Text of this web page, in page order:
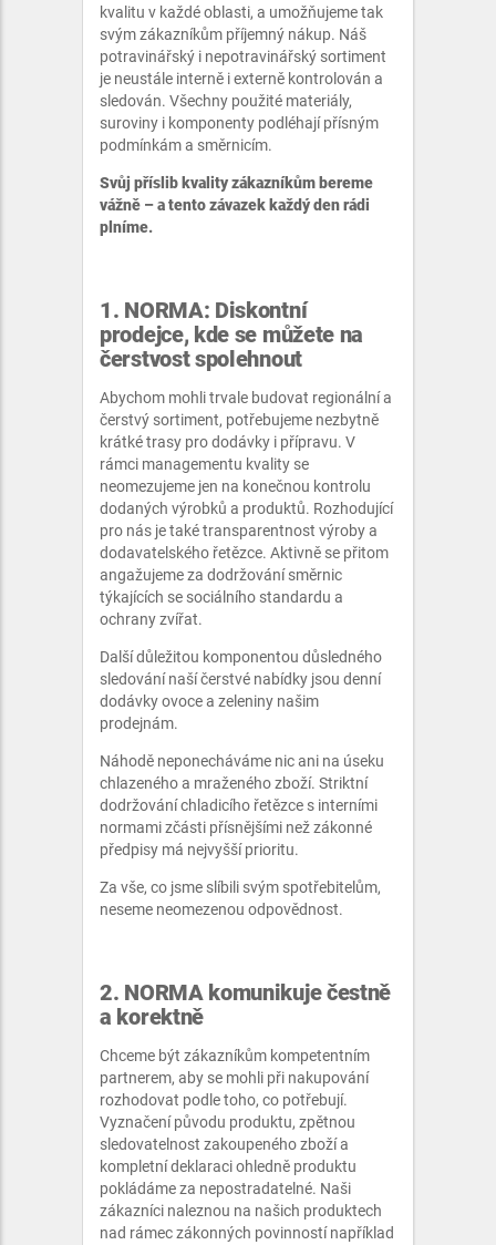
kvalitu v každé oblasti, a umožňujeme tak
svým zákazníkům příjemný nákup. Náš
potravinářský i nepotravinářský sortiment
je neustále interně i externě kontrolován a
sledován. Všechny použité materiály,
suroviny i komponenty podléhají přísným
podmínkám a směrnicím.
Svůj příslib kvality zákazníkům bereme
vážně – a tento závazek každý den rádi
plníme.
1. NORMA: Diskontní
prodejce, kde se můžete na
čerstvost spolehnout
Abychom mohli trvale budovat regionální a
čerstvý sortiment, potřebujeme nezbytně
krátké trasy pro dodávky i přípravu. V
rámci managementu kvality se
neomezujeme jen na konečnou kontrolu
dodaných výrobků a produktů. Rozhodující
pro nás je také transparentnost výroby a
dodavatelského řetězce. Aktivně se přitom
angažujeme za dodržování směrnic
týkajících se sociálního standardu a
ochrany zvířat.
Další důležitou komponentou důsledného
sledování naší čerstvé nabídky jsou denní
dodávky ovoce a zeleniny našim
prodejnám.
Náhodě neponecháváme nic ani na úseku
chlazeného a mraženého zboží. Striktní
dodržování chladicího řetězce s interními
normami zčásti přísnějšími než zákonné
předpisy má nejvyšší prioritu.
Za vše, co jsme slíbili svým spotřebitelům,
neseme neomezenou odpovědnost.
2. NORMA komunikuje čestně
a korektně
Chceme být zákazníkům kompetentním
partnerem, aby se mohli při nakupování
rozhodovat podle toho, co potřebují.
Vyznačení původu produktu, zpětnou
sledovatelnost zakoupeného zboží a
kompletní deklaraci ohledně produktu
pokládáme za nepostradatelné. Naši
zákazníci naleznou na našich produktech
nad rámec zákonných povinností například